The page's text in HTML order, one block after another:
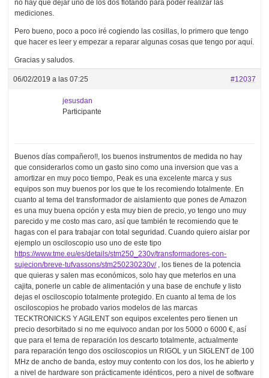
no hay que dejar uno de los dos flotando para poder realizar las
mediciones.
Pero bueno, poco a poco iré cogiendo las cosillas, lo primero que tengo
que hacer es leer y empezar a reparar algunas cosas que tengo por aquí.
Gracias y saludos.
06/02/2019 a las 07:25 #12037
jesusdan
Participante
Buenos días compañero!!, los buenos instrumentos de medida no hay
que considerarlos como un gasto sino como una inversion que vas a
amortizar en muy poco tiempo, Peak es una excelente marca y sus
equipos son muy buenos por los que te los recomiendo totalmente. En
cuanto al tema del transformador de aislamiento que pones de Amazon
es una muy buena opción y esta muy bien de precio, yo tengo uno muy
parecido y me costo mas caro, así que también te recomiendo que te
hagas con el para trabajar con total seguridad. Cuando quiero aislar por
ejemplo un osciloscopio uso uno de este tipo
https://www.tme.eu/es/details/stm250_230v/transformadores-con-
sujecion/breve-tufvassons/stm250230230v/, los tienes de la potencia
que quieras y salen mas económicos, solo hay que meterlos en una
cajita, ponerle un cable de alimentación y una base de enchufe y listo
dejas el osciloscopio totalmente protegido. En cuanto al tema de los
osciloscopios he probado varios modelos de las marcas
TECKTRONICKS Y AGILENT son equipos excelentes pero tienen un
precio desorbitado si no me equivoco andan por los 5000 o 6000 €, así
que para el tema de reparación los descarto totalmente, actualmente
para reparación tengo dos osciloscopios un RIGOL y un SIGLENT de 100
MHz de ancho de banda, estoy muy contento con los dos, los he abierto y
a nivel de hardware son prácticamente idénticos, pero a nivel de software